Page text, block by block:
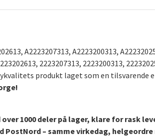
A2223207313, A2223200313,
2223207313, 2223200313,
produkt laget som en tilsvarende
1000 deler på lager, klare for rask
PostNord – samme virkedag,